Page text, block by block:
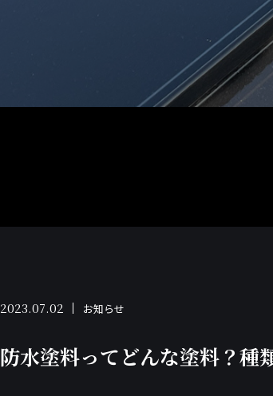
2023.07.02 お知らせ
防水塗料ってどんな塗料？種